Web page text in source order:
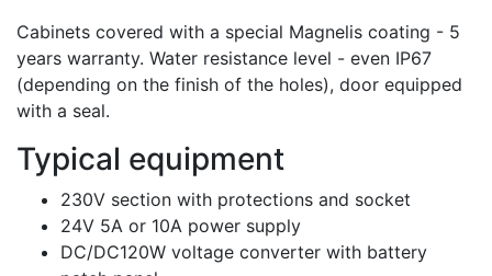
Cabinets covered with a special Magnelis coating - 5
years warranty. Water resistance level - even IP67
(depending on the finish of the holes), door equipped
with a seal.
Typical equipment
230V section with protections and socket
24V 5A or 10A power supply
DC/DC120W voltage converter with battery